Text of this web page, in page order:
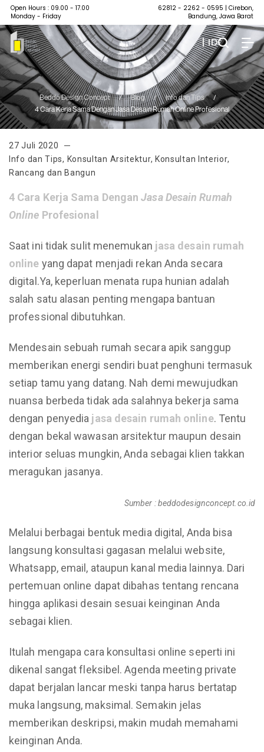
Open Hours : 09.00 - 17.00
Monday - Friday
62812 - 2262 - 0595 | Cirebon,
Bandung, Jawa Barat
| ID
Beddo Design Concept / Blog / Info dan Tips
/
4 Cara Kerja Sama Dengan Jasa Desain Rumah Online Profesional
27 Juli 2020
Info dan Tips, Konsultan Arsitektur, Konsultan Interior,
Rancang dan Bangun
4 Cara Kerja Sama Dengan Jasa Desain Rumah
Online Profesional
Saat ini tidak sulit menemukan jasa desain rumah
online yang dapat menjadi rekan Anda secara
digital.Ya, keperluan menata rupa hunian adalah
salah satu alasan penting mengapa bantuan
professional dibutuhkan.
Mendesain sebuah rumah secara apik sanggup
memberikan energi sendiri buat penghuni termasuk
setiap tamu yang datang. Nah demi mewujudkan
nuansa berbeda tidak ada salahnya bekerja sama
dengan penyedia jasa desain rumah online. Tentu
dengan bekal wawasan arsitektur maupun desain
interior seluas mungkin, Anda sebagai klien takkan
meragukan jasanya.
Sumber : beddodesignconcept.co.id
Melalui berbagai bentuk media digital, Anda bisa
langsung konsultasi gagasan melalui website,
Whatsapp, email, ataupun kanal media lainnya. Dari
pertemuan online dapat dibahas tentang rencana
hingga aplikasi desain sesuai keinginan Anda
sebagai klien.
Itulah mengapa cara konsultasi online seperti ini
dikenal sangat fleksibel. Agenda meeting private
dapat berjalan lancar meski tanpa harus bertatap
muka langsung, maksimal. Semakin jelas
memberikan deskripsi, makin mudah memahami
keinginan Anda.